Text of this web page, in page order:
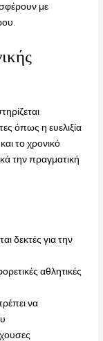
με
όπως η ευελιξία
το χρονικό
την πραγματική
δεκτές για την
αθλητικές
να